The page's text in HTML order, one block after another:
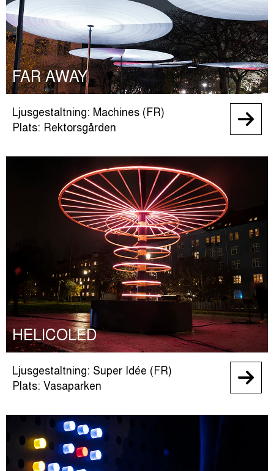
FAR AWAY
Ljusgestaltning: Machines (FR)
Plats: Rektorsgården
HELICOLED
Ljusgestaltning: Super Idée (FR)
Plats: Vasaparken